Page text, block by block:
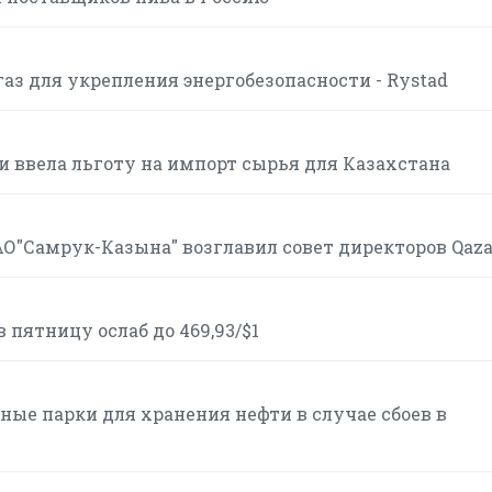
для укрепления энергобезопасности - Rystad
льготу на импорт сырья для Казахстана
Казына" возглавил совет директоров
ослаб до 469,93/$1
парки для хранения нефти в случае сбоев в